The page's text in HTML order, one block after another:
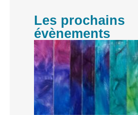
Les prochains
évènements